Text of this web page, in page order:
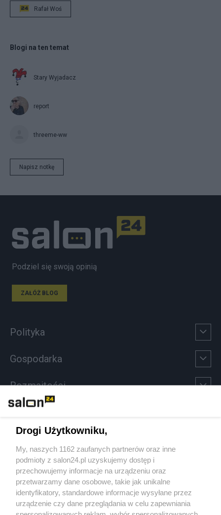
Rafał Woś
Blogi na ten temat
Stary Wyjadacz
report
threeme-ww
Napisz notkę
Podziel się swoją opinią
ZAŁÓŻ BLOG
Polityka
Gospodarka
Rozmaitości
Sport
Społeczeństwo
Kultura
Drogi Użytkowniku,
My, naszych 1162 zaufanych partnerów oraz inne
podmioty z salon24.pl uzyskujemy dostęp i
przechowujemy informacje na urządzeniu oraz
przetwarzamy dane osobowe, takie jak unikalne
identyfikatory, standardowe informacje wysyłane przez
urządzenie czy dane przeglądania w celu zapewniania